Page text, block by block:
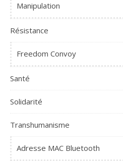
Manipulation
Résistance
Freedom Convoy
Santé
Solidarité
Transhumanisme
Adresse MAC Bluetooth